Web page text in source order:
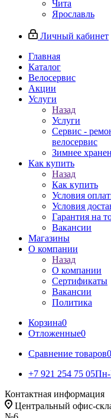
Чита
Ярославль
Личный кабинет
Главная
Каталог
Велосервис
Акции
Услуги
Назад
Услуги
Сервис -
велосервис
Зимнее
Как купить
Назад
Как купить
Условия
Условия
Гарантия на
Вакансии
Магазины
О компании
Назад
О компании
Сертификаты
Вакансии
Политика
Корзина0
Отложенные0
Сравнение товаров0
+7 921 254 75 05Пн-
Контактная информация
Центральный офис-